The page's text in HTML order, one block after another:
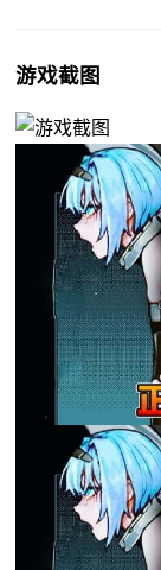
游戏截图